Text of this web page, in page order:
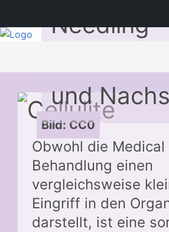
Bild: CC0
Needling –
und
Obwohl die Medical
Behandlung einen
vergleichsweise
Eingriff in den
darstellt, ist eine